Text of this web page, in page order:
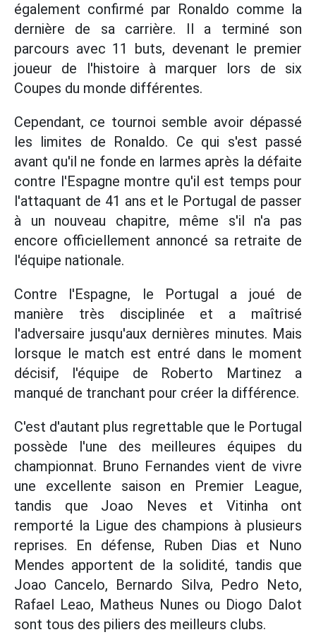
également confirmé par Ronaldo comme la
dernière de sa carrière. Il a terminé son
parcours avec 11 buts, devenant le premier
joueur de l'histoire à marquer lors de six
Coupes du monde différentes.
Cependant, ce tournoi semble avoir dépassé
les limites de Ronaldo. Ce qui s'est passé
avant qu'il ne fonde en larmes après la défaite
contre l'Espagne montre qu'il est temps pour
l'attaquant de 41 ans et le Portugal de passer
à un nouveau chapitre, même s'il n'a pas
encore officiellement annoncé sa retraite de
l'équipe nationale.
Contre l'Espagne, le Portugal a joué de
manière très disciplinée et a maîtrisé
l'adversaire jusqu'aux dernières minutes. Mais
lorsque le match est entré dans le moment
décisif, l'équipe de Roberto Martinez a
manqué de tranchant pour créer la différence.
C'est d'autant plus regrettable que le Portugal
possède l'une des meilleures équipes du
championnat. Bruno Fernandes vient de vivre
une excellente saison en Premier League,
tandis que Joao Neves et Vitinha ont
remporté la Ligue des champions à plusieurs
reprises. En défense, Ruben Dias et Nuno
Mendes apportent de la solidité, tandis que
Joao Cancelo, Bernardo Silva, Pedro Neto,
Rafael Leao, Matheus Nunes ou Diogo Dalot
sont tous des piliers des meilleurs clubs.